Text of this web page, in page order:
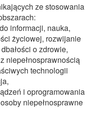
ze stosowania
informacji, nauka,
życiowej, rozwijanie
o zdrowie,
niepełnosprawnością
technologii
i oprogramowania
niepełnosprawne